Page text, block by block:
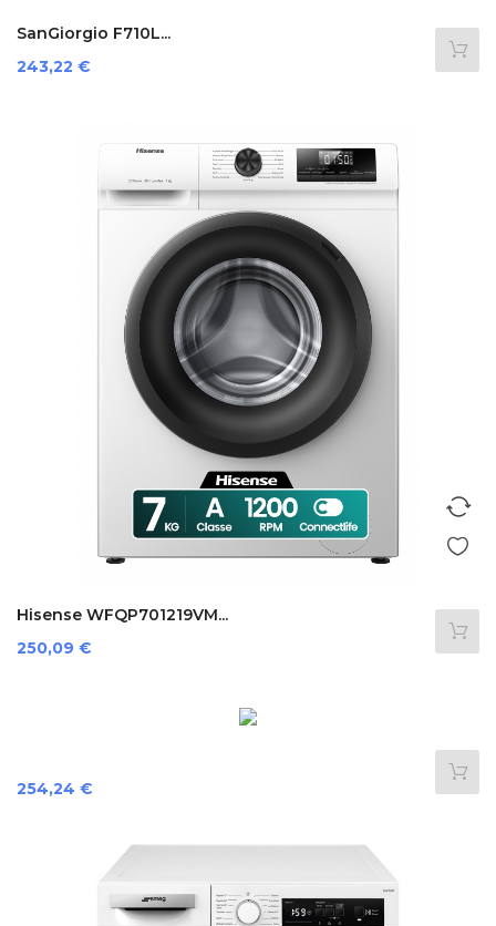
SanGiorgio F710L...
Preis
243,22 €
Hisense WFQP701219VM...
Preis
250,09 €
Preis
254,24 €